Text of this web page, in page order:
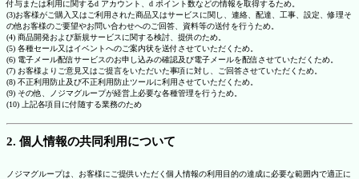
付与または利用に関するd アカウント、d ポイント数などの情報を取得するため。
(3)お客様がご購入又はご利用された商品又はサービスに関し、連絡、配達、工事、設定、修理そ
の他お客様のご要望やお問い合わせへのご回答、資料等の送付を行うため。
(4) 商品開発および新規サービスに関する検討、提供のため。
(5) 各種セール又はイベントへのご案内状を送付させていただくため。
(6) 電子メール配信サービスのお申し込みの確認及び電子メールを配信させていただくため。
(7) お客様よりご意見又はご提言をいただいた事項に対し、ご回答させていただくため。
(8) 不正利用防止及び不正利用防止ツールに利用させていただくため。
(9) その他、ノジマグループが経営上必要な各種管理を行うため。
(10) 上記各項目に付随する業務のため
2. 個人情報の共同利用について
ノジマグループは、お客様にご提供いただく個人情報の利用目的の達成に必要な範囲内で適正に